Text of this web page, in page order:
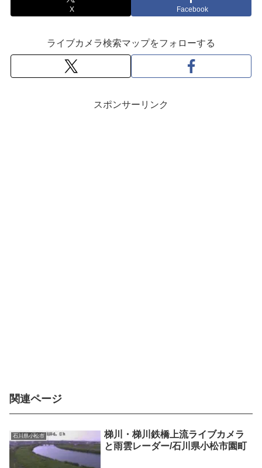
X Facebook
ライブカメラ検索マップをフォローする
スポンサーリンク
関連ページ
石川県小松市
梯川・梯川鉄橋上流ライブカメラ
と雨雲レーダー/石川県小松市園町